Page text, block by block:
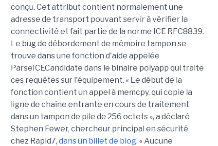
conçu. Cet attribut contient normalement une
adresse de transport pouvant servir à vérifier la
connectivité et fait partie de la norme ICE RFC8839.
Le bug de débordement de mémoire tampon se
trouve dans une fonction d'aide appelée
ParseICECandidate dans le binaire polyapp qui traite
ces requêtes sur l'équipement. « Le début de la
fonction contient un appel à memcpy, qui copie la
ligne de chaîne entrante en cours de traitement
dans un tampon de pile de 256 octets », a déclaré
Stephen Fewer, chercheur principal en sécurité
chez Rapid7, dans un billet de blog. « Aucune